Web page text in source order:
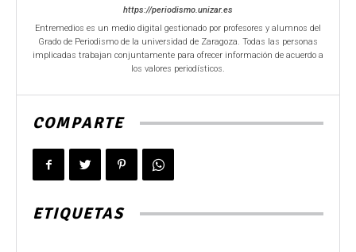
https://periodismo.unizar.es
Entremedios es un medio digital gestionado por profesores y alumnos del
Grado de Periodismo de la universidad de Zaragoza. Todas las personas
implicadas trabajan conjuntamente para ofrecer información de acuerdo a
los valores periodísticos.
COMPARTE
ETIQUETAS